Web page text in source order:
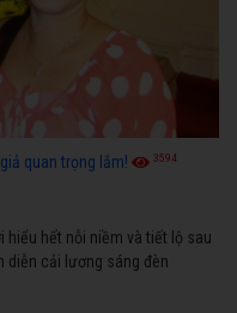
quan trọng lắm! 3594
hiểu hết nỗi niềm và tiết lộ sau
diễn cải lương sáng đèn